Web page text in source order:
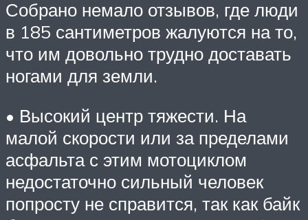
Собрано немало отзывов, где люди
в 185 сантиметров жалуются на то,
что им довольно трудно доставать
ногами для земли.
• Высокий центр тяжести. На
малой скорости или за пределами
асфальта с этим мотоциклом
недостаточно сильный человек
попросту не справится, так как байк